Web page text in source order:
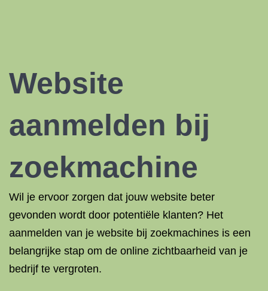
Website
aanmelden bij
zoekmachine
Wil je ervoor zorgen dat jouw website beter
gevonden wordt door potentiële klanten? Het
aanmelden van je website bij zoekmachines is een
belangrijke stap om de online zichtbaarheid van je
bedrijf te vergroten.